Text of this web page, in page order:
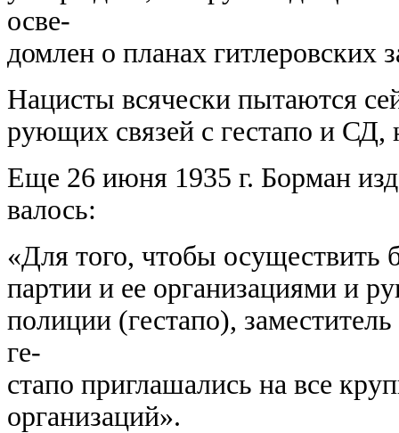
осве-
домлен о планах гитлеровских
Нацисты всячески пытаются
рующих связей с гестапо и СД,
Еще 26 июня 1935 г. Борман
валось:
«Для того, чтобы осуществить
партии и ее организациями и
полиции (гестапо),
ге-
стапо приглашались на все
организаций».